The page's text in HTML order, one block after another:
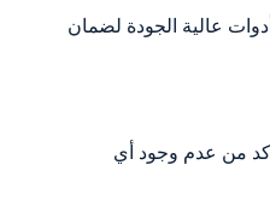
عالية الجودة لضمان
من عدم وجود أي